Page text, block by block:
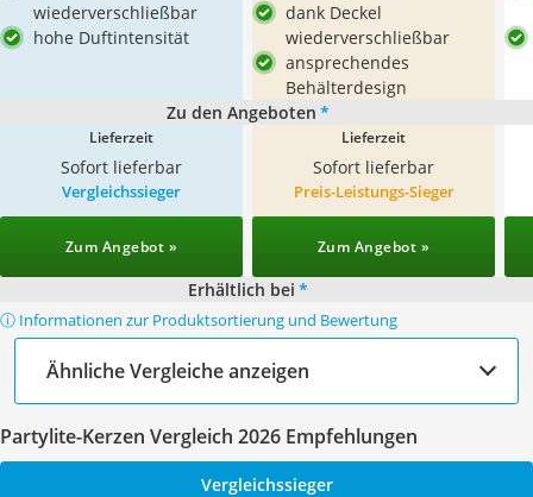
wiederverschließbar
hohe Duftintensität
dank Deckel
wiederverschließbar
ansprechendes
Behälterdesign
Zu den Angeboten *
Lieferzeit
Sofort lieferbar
Lieferzeit
Sofort lieferbar
Vergleichssieger
Zum Angebot »
Preis-Leistungs-Sieger
Zum Angebot »
Erhältlich bei *
ⓘ Informationen zur Produktsortierung und Bewertung
Ähnliche Vergleiche anzeigen
Partylite-Kerzen Vergleich 2026 Empfehlungen
Vergleichssieger